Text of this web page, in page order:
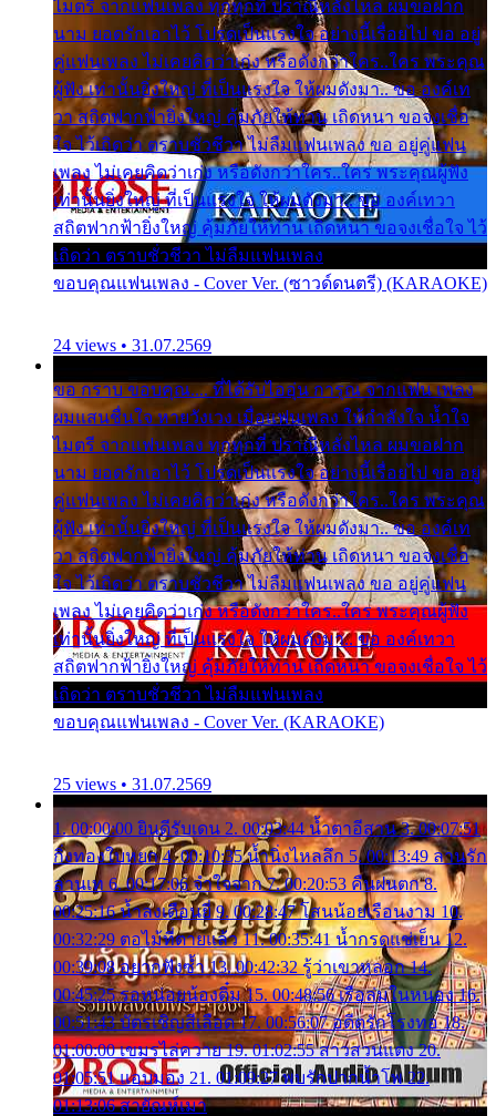
ไมตรี จากแฟนเพลง ทุกทุกที่ ปราณีหลั่งไหล ผมขอฝาก
นาม ยอดรักเอาไว้ โปรดเป็นแรงใจ อย่างนี้เรื่อยไป ขอ อยู่
คู่แฟนเพลง ไม่เคยคิดว่าเก่ง หรือดังกว่าใคร..ใคร พระคุณ
ผู้ฟัง เท่านั้นยิ่งใหญ่ ที่เป็นแรงใจ ให้ผมดังมา.. ขอ องค์เท
วา สถิตฟากฟ้ายิ่งใหญ่ คุ้มภัยให้ท่าน เถิดหนา ขอจงเชื่อ
ใจ ไว้เถิดว่า ตราบชั่วชีวา ไม่ลืมแฟนเพลง ขอ อยู่คู่แฟน
เพลง ไม่เคยคิดว่าเก่ง หรือดังกว่าใคร..ใคร พระคุณผู้ฟัง
เท่านั้นยิ่งใหญ่ ที่เป็นแรงใจ ให้ผมดังมา.. ขอ องค์เทวา
สถิตฟากฟ้ายิ่งใหญ่ คุ้มภัยให้ท่าน เถิดหนา ขอจงเชื่อใจ ไว้
เถิดว่า ตราบชั่วชีวา ไม่ลืมแฟนเพลง
ขอบคุณแฟนเพลง - Cover Ver. (ซาวด์ดนตรี) (KARAOKE)
24 views • 31.07.2569
ขอ กราบ ขอบคุณ.... ที่ได้รับไออุ่น การุณ จากแฟน เพลง
ผมแสนชื่นใจ หายวังเวง เมื่อแฟนเพลง ให้กำลังใจ น้ำใจ
ไมตรี จากแฟนเพลง ทุกทุกที่ ปราณีหลั่งไหล ผมขอฝาก
นาม ยอดรักเอาไว้ โปรดเป็นแรงใจ อย่างนี้เรื่อยไป ขอ อยู่
คู่แฟนเพลง ไม่เคยคิดว่าเก่ง หรือดังกว่าใคร..ใคร พระคุณ
ผู้ฟัง เท่านั้นยิ่งใหญ่ ที่เป็นแรงใจ ให้ผมดังมา.. ขอ องค์เท
วา สถิตฟากฟ้ายิ่งใหญ่ คุ้มภัยให้ท่าน เถิดหนา ขอจงเชื่อ
ใจ ไว้เถิดว่า ตราบชั่วชีวา ไม่ลืมแฟนเพลง ขอ อยู่คู่แฟน
เพลง ไม่เคยคิดว่าเก่ง หรือดังกว่าใคร..ใคร พระคุณผู้ฟัง
เท่านั้นยิ่งใหญ่ ที่เป็นแรงใจ ให้ผมดังมา.. ขอ องค์เทวา
สถิตฟากฟ้ายิ่งใหญ่ คุ้มภัยให้ท่าน เถิดหนา ขอจงเชื่อใจ ไว้
เถิดว่า ตราบชั่วชีวา ไม่ลืมแฟนเพลง
ขอบคุณแฟนเพลง - Cover Ver. (KARAOKE)
25 views • 31.07.2569
1. 00:00:00 ยินดีรับเดน 2. 00:03:44 น้ำตาอีสาน 3. 00:07:51
กิ่งทองใบหยก 4. 00:10:35 น้ำนิ่งไหลลึก 5. 00:13:49 ลานรัก
ลานเท 6. 00:17:06 จำใจจาก 7. 00:20:53 คืนฝนตก 8.
00:25:16 น้ำลงเดือนยี่ 9. 00:28:47 โสนน้อยเรือนงาม 10.
00:32:29 ตอไม้ที่ตายแล้ว 11. 00:35:41 น้ำกรดแช่เย็น 12.
00:39:08 อยากฟังซ้ำ 13. 00:42:32 รู้ว่าเขาหลอก 14.
00:45:25 รอหน่อยน้องติ๋ม 15. 00:48:56 เรือล่มในหนอง 16.
00:51:43 บัตรเชิญสีเลือด 17. 00:56:07 อดีตรักโรงทอ 18.
01:00:00 เขมรไล่ควาย 19. 01:02:55 สาวสวนแตง 20.
01:05:51 แอบมอง 21. 01:09:27 พบรักปากน้ำโพ 22.
01:13:06 สายัณห์เมา